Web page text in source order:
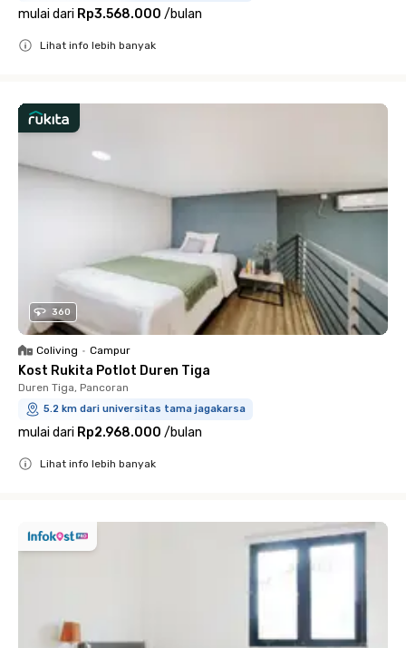
mulai dari Rp3.568.000 /bulan
Lihat info lebih banyak
360
Coliving • Campur
Kost Rukita Potlot Duren Tiga
Duren Tiga, Pancoran
5.2 km dari universitas tama jagakarsa
mulai dari Rp2.968.000 /bulan
Lihat info lebih banyak